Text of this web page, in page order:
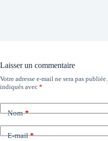
Laisser un commentaire
Votre adresse e-mail ne sera pas publiée.
indiqués avec *
Nom*
E-mail*